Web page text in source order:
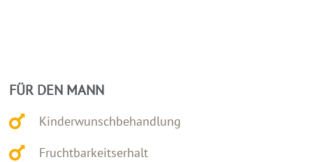
FÜR DEN MANN
Kinderwunschbehandlung
Fruchtbarkeitserhalt